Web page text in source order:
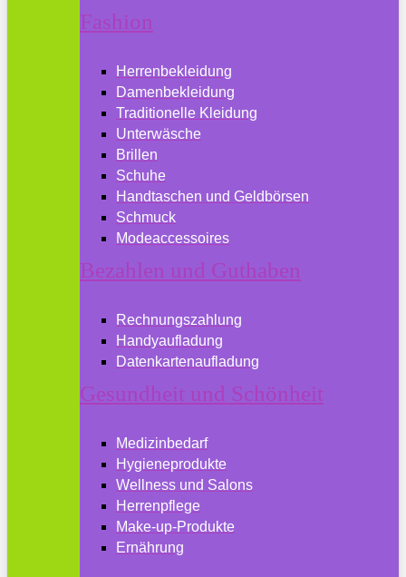
Fashion
Herrenbekleidung
Damenbekleidung
Traditionelle Kleidung
Unterwäsche
Brillen
Schuhe
Handtaschen und Geldbörsen
Schmuck
Modeaccessoires
Bezahlen und Guthaben
Rechnungszahlung
Handyaufladung
Datenkartenaufladung
Gesundheit und Schönheit
Medizinbedarf
Hygieneprodukte
Wellness und Salons
Herrenpflege
Make-up-Produkte
Ernährung